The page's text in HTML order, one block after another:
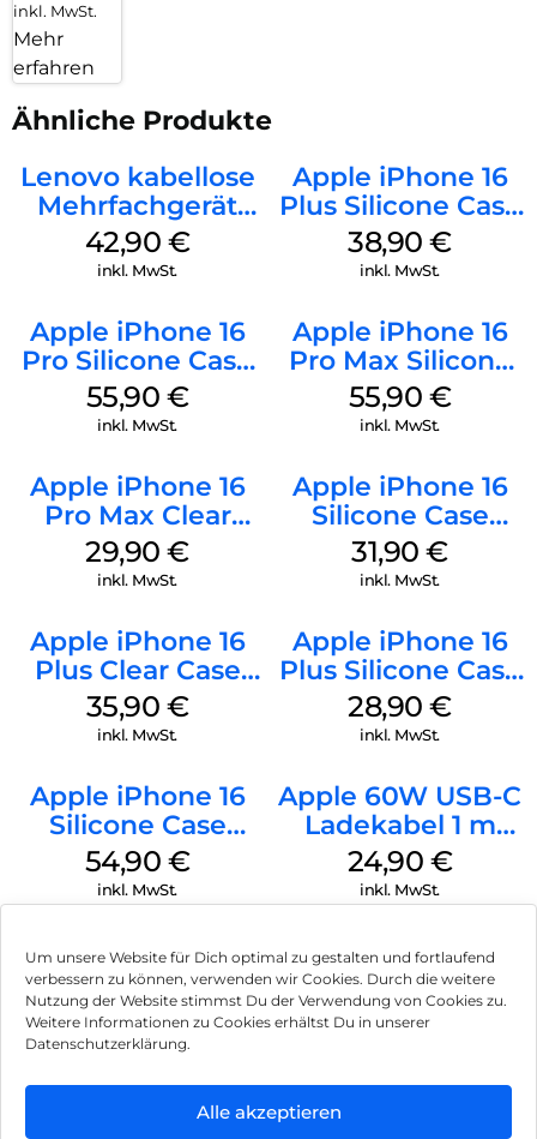
Um unsere Website für Dich optimal zu gestalten und fortlaufend
verbessern zu können, verwenden wir Cookies. Durch die weitere
Nutzung der Website stimmst Du der Verwendung von Cookies zu.
Weitere Informationen zu Cookies erhältst Du in unserer
Datenschutzerklärung.
Alle akzeptieren
inkl. MwSt.
Mehr
erfahren
Ähnliche Produkte
Lenovo kabellose
Mehrfachgerät
Luna Grey
42,90 €
inkl. MwSt.
Apple iPhone 16
Plus Silicone Case
MagSafe Denim
38,90€
inkl. MwSt.
Apple iPhone 16
Pro Silicone Case
MagSafe Stone
Gray
55,90 €
inkl. MwSt.
Apple iPhone 16
Pro Max Silicone
Case MagSafe
Stone Gray
55,90 €
inkl. MwSt.
Apple iPhone 16
Pro Max Clear
Case MagSafe
Transparent
29,90€
inkl. MwSt.
Apple iPhone 16
Silicone Case
MagSafe Fuchsia
31,90€
inkl. MwSt.
Apple iPhone 16
Plus Clear Case
MagSafe
Transparent
35,90 €
inkl. MwSt.
Apple iPhone 16
Plus Silicone Case
MagSafe Black
28,90€
inkl. MwSt.
Apple iPhone 16
Silicone Case
MagSafe Black
54,90 €
inkl. MwSt.
Apple 60W USB-C
Ladekabel 1 m
Weiß
24,90 €
inkl. MwSt.
Impressum